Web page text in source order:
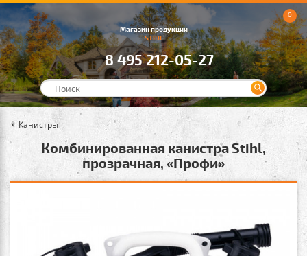
Магазин продукции
STIHL
8 495 212-05-27
0
Канистры
Комбинированная канистра Stihl,
прозрачная, «Профи»